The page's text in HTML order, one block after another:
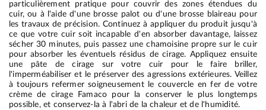
particulièrement pratique pour couvrir des zones étendues du
cuir, ou à l'aide d'une brosse palot ou d'une brosse blaireau pour
les travaux de précision. Continuez à appliquer du produit jusqu'à
ce que votre cuir soit incapable d'en absorber davantage, laissez
sécher 30 minutes, puis passez une chamoisine propre sur le cuir
pour absorber les éventuels résidus de cirage. Appliquez ensuite
une pâte de cirage sur votre cuir pour le faire briller,
l'imperméabiliser et le préserver des agressions extérieures. Veillez
à toujours refermer soigneusement le couvercle en fer de votre
crème de cirage Famaco pour la conserver le plus longtemps
possible, et conservez-la à l'abri de la chaleur et de l'humidité.